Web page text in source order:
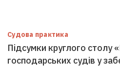
Судова практика
Підсумки круглого столу
господарських судів у